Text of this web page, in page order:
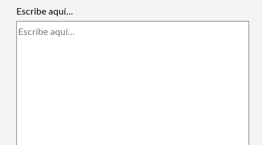
Escribe aquí...